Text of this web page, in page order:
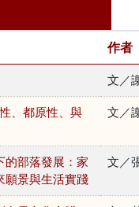
作者
文／
、都原性、與
文／
的部落發展：家
願景與生活實踐
文／